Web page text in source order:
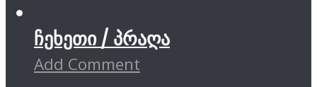
ჩეხეთი / პრაღა
Add Comment